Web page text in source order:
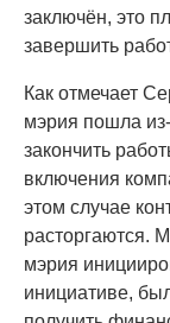
заключён, это
завершить
Как отмечает
мэрия пошла
закончить
включения
этом случае
расторгаются.
мэрия
инициативе,